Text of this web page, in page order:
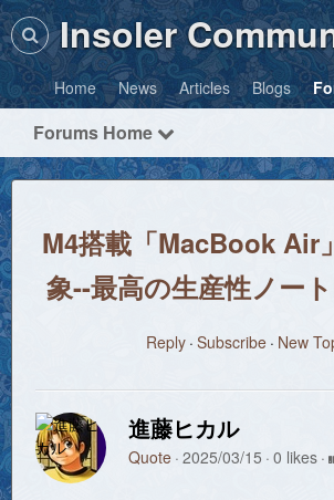
Home News Articles Blogs
Forums Home
M4搭載「MacBook Air
象--最高の生産性ノー
Reply Subscribe New
進藤ヒカル
Quote 2025/03/15 0 likes